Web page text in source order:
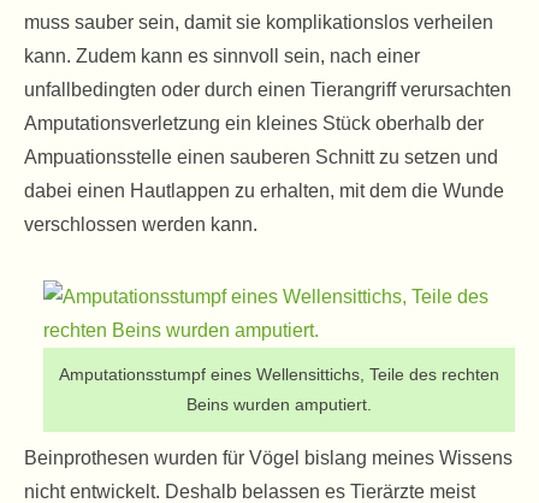
muss sauber sein, damit sie komplikationslos verheilen
kann. Zudem kann es sinnvoll sein, nach einer
unfallbedingten oder durch einen Tierangriff verursachten
Amputationsverletzung ein kleines Stück oberhalb der
Ampuationsstelle einen sauberen Schnitt zu setzen und
dabei einen Hautlappen zu erhalten, mit dem die Wunde
verschlossen werden kann.
Amputationsstumpf eines Wellensittichs, Teile des rechten
Beins wurden amputiert.
Beinprothesen wurden für Vögel bislang meines Wissens
nicht entwickelt. Deshalb belassen es Tierärzte meist